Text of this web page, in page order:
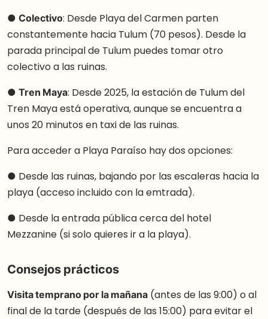
● Colectivo: Desde Playa del Carmen parten
constantemente hacia Tulum (70 pesos). Desde la
parada principal de Tulum puedes tomar otro
colectivo a las ruinas.
● Tren Maya: Desde 2025, la estación de Tulum del
Tren Maya está operativa, aunque se encuentra a
unos 20 minutos en taxi de las ruinas.
Para acceder a Playa Paraíso hay dos opciones:
● Desde las ruinas, bajando por las escaleras hacia la
playa (acceso incluido con la emtrada).
● Desde la entrada pública cerca del hotel
Mezzanine (si solo quieres ir a la playa).
Consejos prácticos
Visita temprano por la mañana (antes de las 9:00) o al
final de la tarde (después de las 15:00) para evitar el